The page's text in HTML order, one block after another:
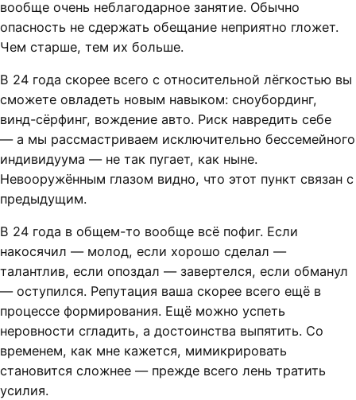
вообще очень неблагодарное занятие. Обычно
опасность не сдержать обещание неприятно гложет.
Чем старше, тем их больше.
В 24 года скорее всего с относительной лёгкостью вы
сможете овладеть новым навыком: сноубординг,
винд-сёрфинг, вождение авто. Риск навредить себе
— а мы рассмастриваем исключительно бессемейного
индивидуума — не так пугает, как ныне.
Невооружённым глазом видно, что этот пункт связан с
предыдущим.
В 24 года в общем-то вообще всё пофиг. Если
накосячил — молод, если хорошо сделал —
талантлив, если опоздал — завертелся, если обманул
— оступился. Репутация ваша скорее всего ещё в
процессе формирования. Ещё можно успеть
неровности сгладить, а достоинства выпятить. Со
временем, как мне кажется, мимикрировать
становится сложнее — прежде всего лень тратить
усилия.